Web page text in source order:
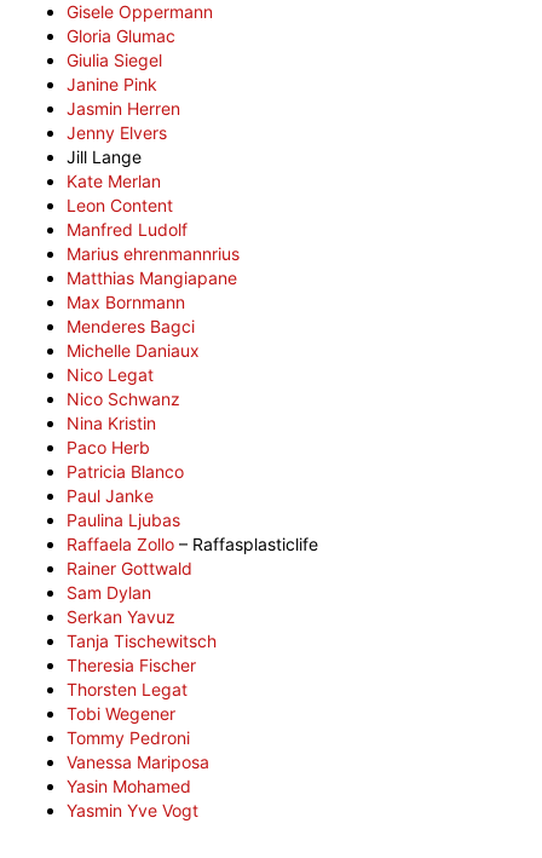
Gisele Oppermann
Gloria Glumac
Giulia Siegel
Janine Pink
Jasmin Herren
Jenny Elvers
Jill Lange
Kate Merlan
Leon Content
Manfred Ludolf
Marius ehrenmannrius
Matthias Mangiapane
Max Bornmann
Menderes Bagci
Michelle Daniaux
Nico Legat
Nico Schwanz
Nina Kristin
Paco Herb
Patricia Blanco
Paul Janke
Paulina Ljubas
Raffaela Zollo – Raffasplasticlife
Rainer Gottwald
Sam Dylan
Serkan Yavuz
Tanja Tischewitsch
Theresia Fischer
Thorsten Legat
Tobi Wegener
Tommy Pedroni
Vanessa Mariposa
Yasin Mohamed
Yasmin Yve Vogt